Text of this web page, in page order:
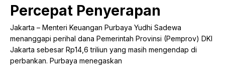
Percepat Penyerapan
Jakarta – Menteri Keuangan Purbaya Yudhi Sadewa
menanggapi perihal dana Pemerintah Provinsi (Pemprov) DKI
Jakarta sebesar Rp14,6 triliun yang masih mengendap di
perbankan. Purbaya menegaskan